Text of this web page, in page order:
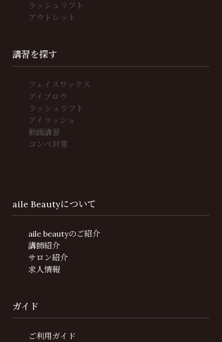
ラッシュリフト
アウトレット
講習を探す
フェイスワックス
アイブロウ
ラッシュリフト
アイラッシュ
動画講習
コンペ対策
aile Beautyについて
aile beautyのご紹介
講師紹介
サロン紹介
求人情報
ガイド
ご利用ガイド